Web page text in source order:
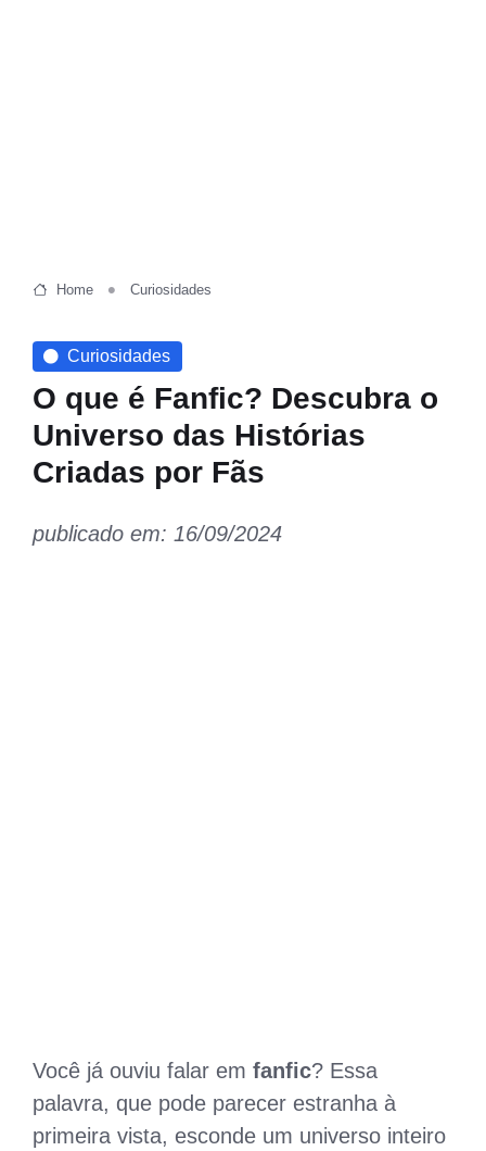
Home Curiosidades
Curiosidades
O que é Fanfic? Descubra o
Universo das Histórias
Criadas por Fãs
publicado em: 16/09/2024
Você já ouviu falar em fanfic? Essa
palavra, que pode parecer estranha à
primeira vista, esconde um universo inteiro